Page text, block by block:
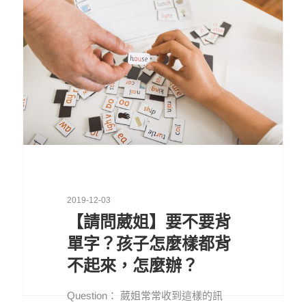
2019-12-03
【請問葳姐】要不要背
單字？孩子怎麼樣都背
不起來，怎麼辦？
Question： 葳姐常常收到這樣的訊